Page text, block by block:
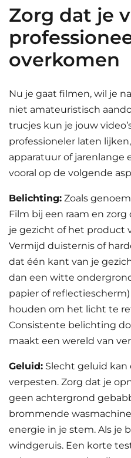
Zorg dat je
overkomen
Nu je gaat filmen, wil je
niet amateuristisch
trucjes kun je jouw
professioneler laten
apparatuur of jarenlange
vooral op de volgende
Belichting: Zoals
Film bij een raam en
je gezicht of het product
Vermijd duisternis of
dat één kant van je
dan een witte
papier of
houden om het licht te
Consistente belichting
maakt een wereld van
Geluid: Slecht geluid kan
verpesten. Zorg dat je
geen achtergrond
brommende
energie in je stem. Als je
windgeruis. Een korte